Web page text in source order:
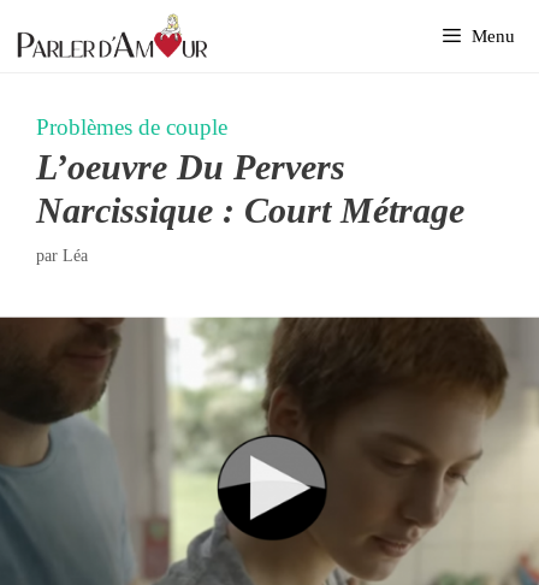
au
Menu
Problèmes de couple
L’oeuvre Du Pervers
Narcissique : Court Métrage
par Léa